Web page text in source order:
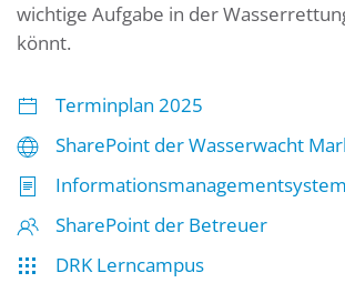
wichtige Aufgabe in der
könnt.
Terminplan 2025
SharePoint der Wasserwacht
SharePoint der Betreuer
DRK Lerncampus